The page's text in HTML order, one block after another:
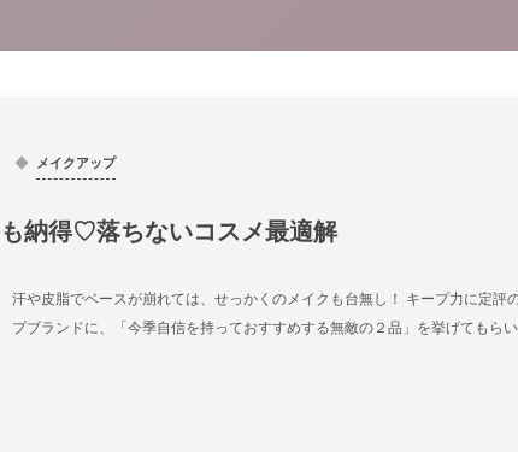
メイクアップ
納得♡落ちないコスメ最適解
汗や皮脂でベースが崩れては、せっかくのメイクも台無し！ キープ力に定評
プブランドに、「今季自信を持っておすすめする無敵の２品」を挙げてもら